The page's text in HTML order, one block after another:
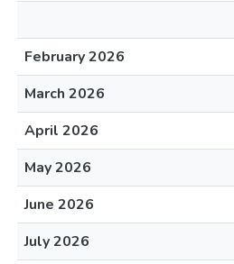
February 2026
March 2026
April 2026
May 2026
June 2026
July 2026